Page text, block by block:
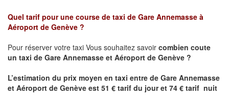
Quel tarif pour une course de taxi de Gare Annemasse à
Aéroport de Genève ?
Pour réserver votre taxi Vous souhaitez savoir combien coute
un taxi de Gare Annemasse et Aéroport de Genève ?
L’estimation du prix moyen en taxi entre de Gare Annemasse
et Aéroport de Genève est 51 € tarif du jour et 74 € tarif nuit